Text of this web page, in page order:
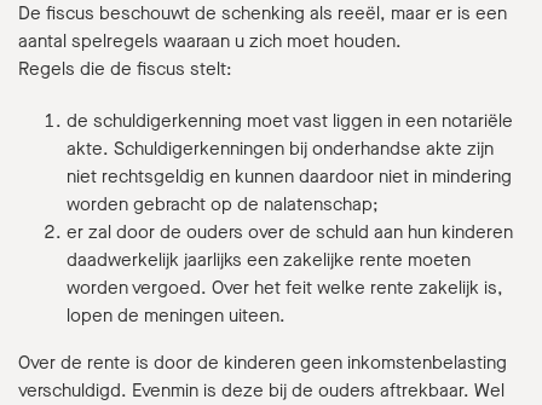
De fiscus beschouwt de schenking als reeël, maar er is een
aantal spelregels waaraan u zich moet houden.
Regels die de fiscus stelt:
de schuldigerkenning moet vast liggen in een notariële
akte. Schuldigerkenningen bij onderhandse akte zijn
niet rechtsgeldig en kunnen daardoor niet in mindering
worden gebracht op de nalatenschap;
er zal door de ouders over de schuld aan hun kinderen
daadwerkelijk jaarlijks een zakelijke rente moeten
worden vergoed. Over het feit welke rente zakelijk is,
lopen de meningen uiteen.
Over de rente is door de kinderen geen inkomstenbelasting
verschuldigd. Evenmin is deze bij de ouders aftrekbaar. Wel